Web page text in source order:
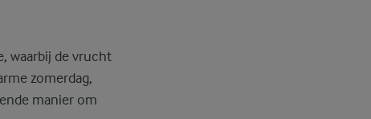
waarbij de vrucht
zomerdag,
manier om